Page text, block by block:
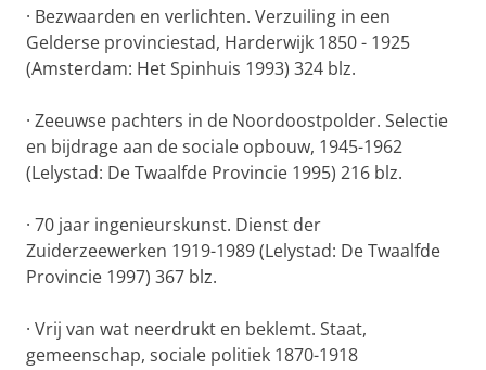
· Bezwaarden en verlichten. Verzuiling in een
Gelderse provinciestad, Harderwijk 1850 - 1925
(Amsterdam: Het Spinhuis 1993) 324 blz.
· Zeeuwse pachters in de Noordoostpolder. Selectie
en bijdrage aan de sociale opbouw, 1945-1962
(Lelystad: De Twaalfde Provincie 1995) 216 blz.
· 70 jaar ingenieurskunst. Dienst der
Zuiderzeewerken 1919-1989(Lelystad: De Twaalfde
Provincie 1997) 367 blz.
· Vrij van wat neerdrukt en beklemt. Staat,
gemeenschap, sociale politiek 1870-1918